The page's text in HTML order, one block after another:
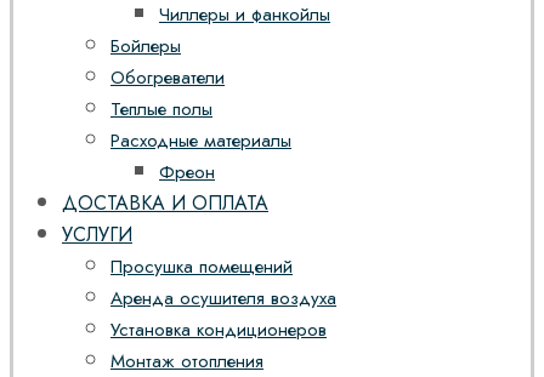
Чиллеры и фанкойлы
Бойлеры
Обогреватели
Теплые полы
Расходные материалы
Фреон
ДОСТАВКА И ОПЛАТА
УСЛУГИ
Просушка помещений
Аренда осушителя воздуха
Установка кондиционеров
Монтаж отопления